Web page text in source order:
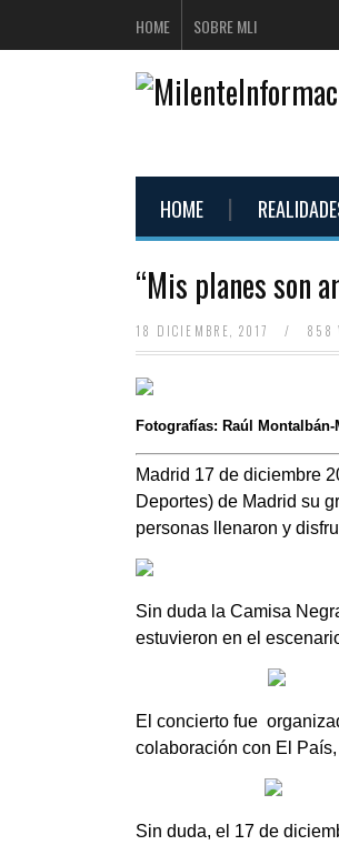
HOME SOBRE MLI
HOME
“Mis planes son
18 DICIEMBRE, 2017 / 858
Fotografías: Raúl Montalbán-
Madrid 17 de diciembre
Deportes) de Madrid su
personas llenaron y
Sin duda la Camisa
estuvieron en el
El concierto fue
colaboración con El
Sin duda, el 17 de